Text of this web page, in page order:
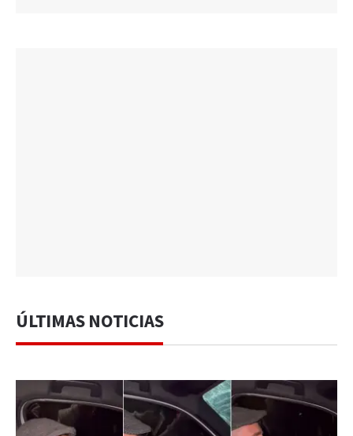
ÚLTIMAS NOTICIAS